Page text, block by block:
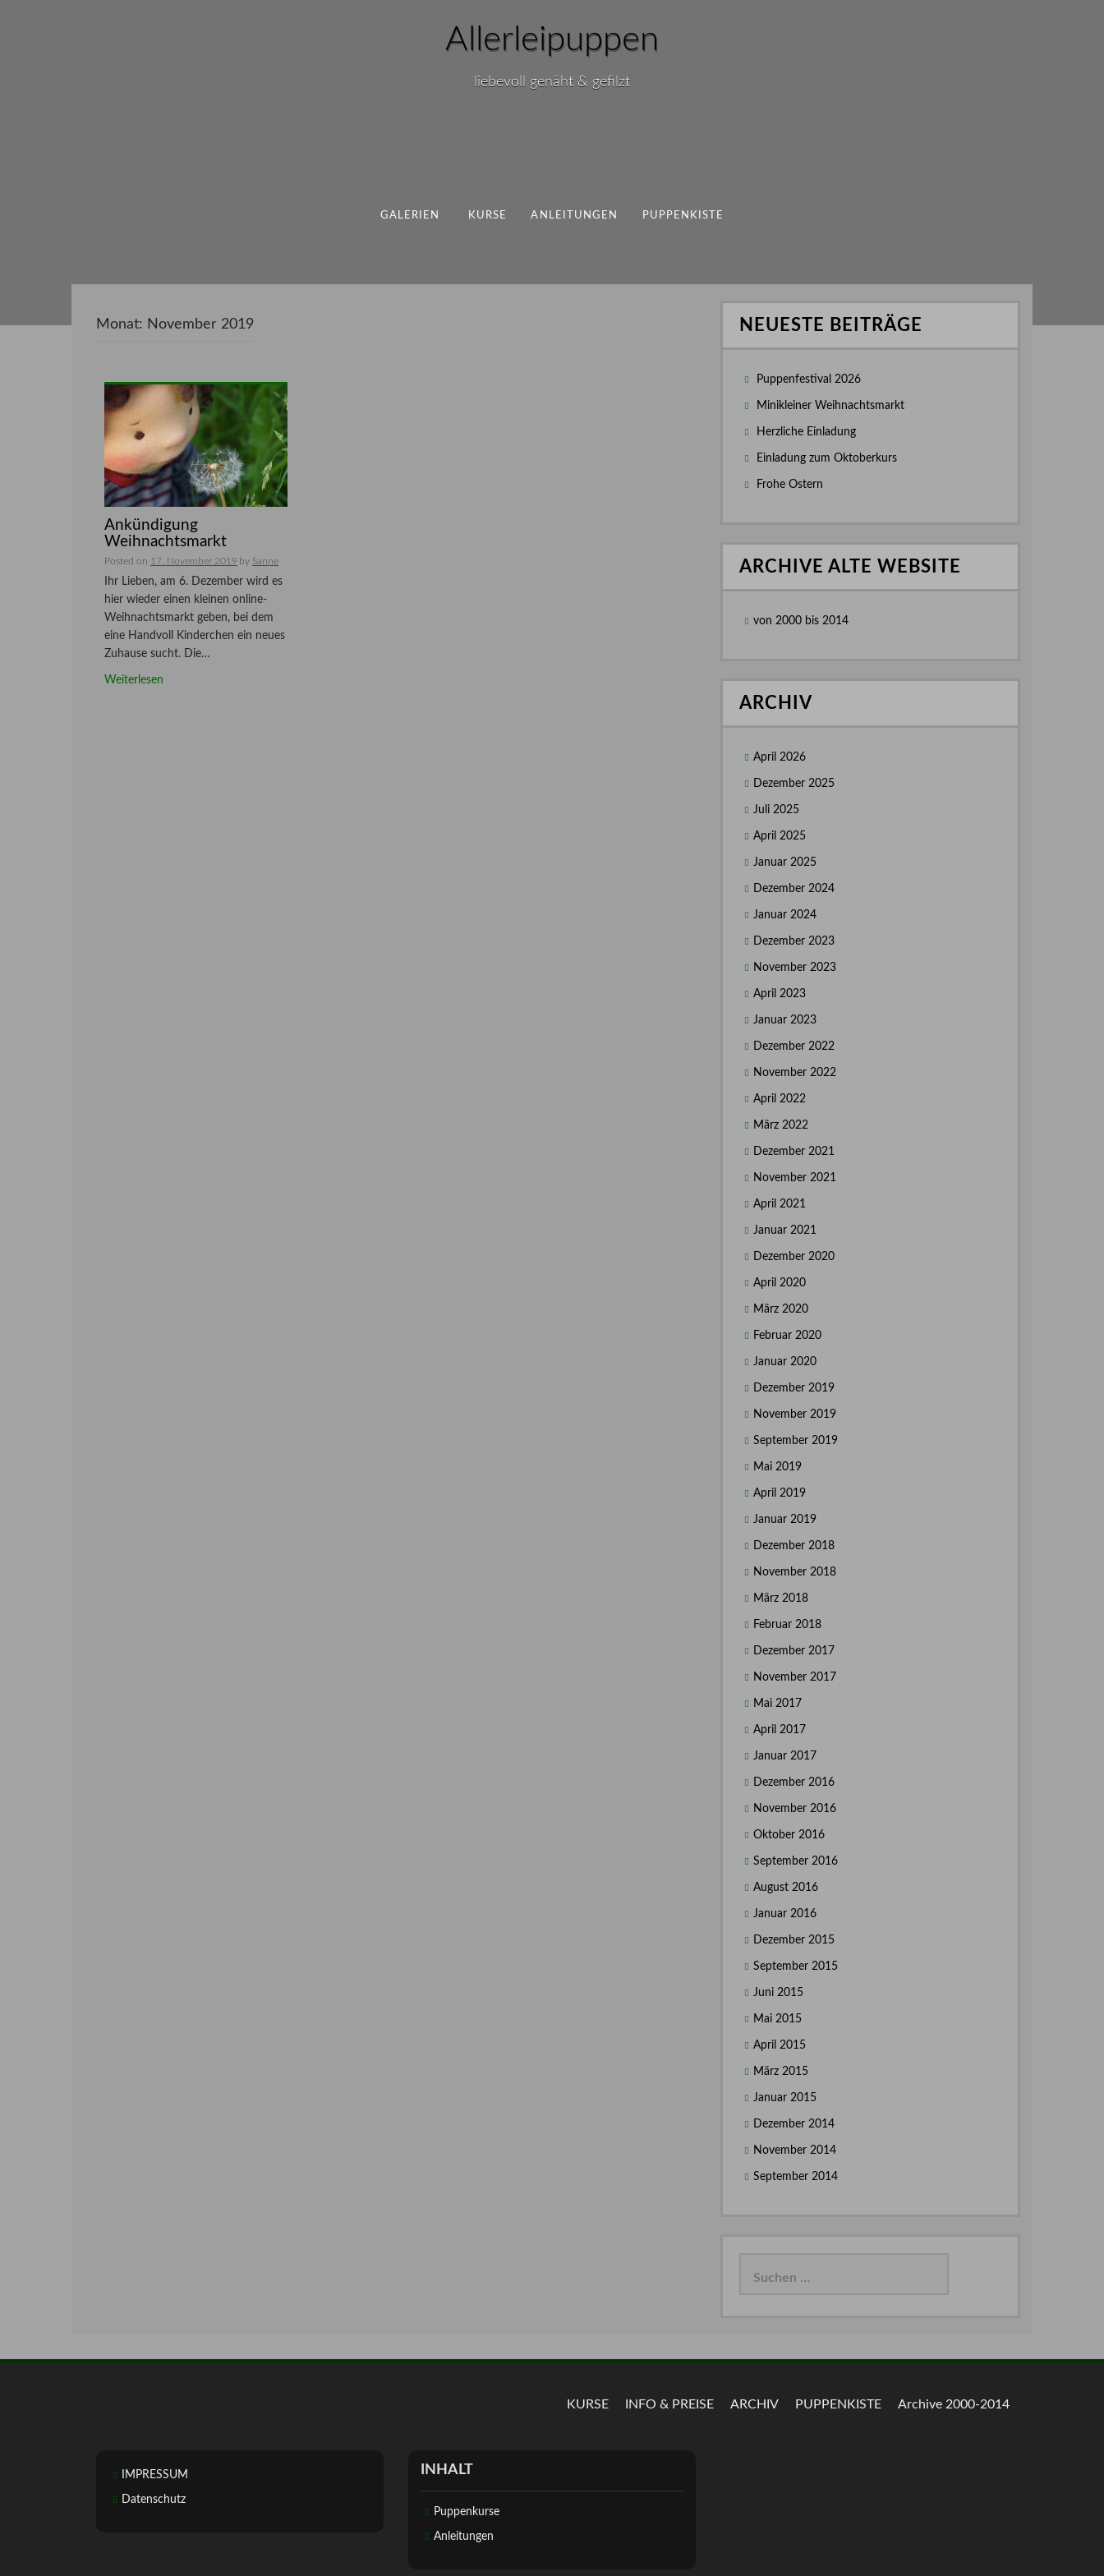
Allerleipuppen
liebevoll genäht & gefilzt
GALERIEN KURSE ANLEITUNGEN PUPPENKISTE
Monat: November 2019
Ankündigung
Weihnachtsmarkt
Posted on 17. November 2019 by Sanne
Ihr Lieben, am 6. Dezember wird es
hier wieder einen kleinen online-
Weihnachtsmarkt geben, bei dem
eine Handvoll Kinderchen ein neues
Zuhause sucht. Die…
Weiterlesen
NEUESTE BEITRÄGE
Puppenfestival 2026
Minikleiner Weihnachtsmarkt
Herzliche Einladung
Einladung zum Oktoberkurs
Frohe Ostern
ARCHIVE ALTE WEBSITE
von 2000 bis 2014
ARCHIV
April 2026
Dezember 2025
Juli 2025
April 2025
Januar 2025
Dezember 2024
Januar 2024
Dezember 2023
November 2023
April 2023
Januar 2023
Dezember 2022
November 2022
April 2022
März 2022
Dezember 2021
November 2021
April 2021
Januar 2021
Dezember 2020
April 2020
März 2020
Februar 2020
Januar 2020
Dezember 2019
November 2019
September 2019
Mai 2019
April 2019
Januar 2019
Dezember 2018
November 2018
März 2018
Februar 2018
Dezember 2017
November 2017
Mai 2017
April 2017
Januar 2017
Dezember 2016
November 2016
Oktober 2016
September 2016
August 2016
Januar 2016
Dezember 2015
September 2015
Juni 2015
Mai 2015
April 2015
März 2015
Januar 2015
Dezember 2014
November 2014
September 2014
KURSE INFO & PREISE ARCHIV PUPPENKISTE Archive 2000-2014
IMPRESSUM
Datenschutz
INHALT
Puppenkurse
Anleitungen